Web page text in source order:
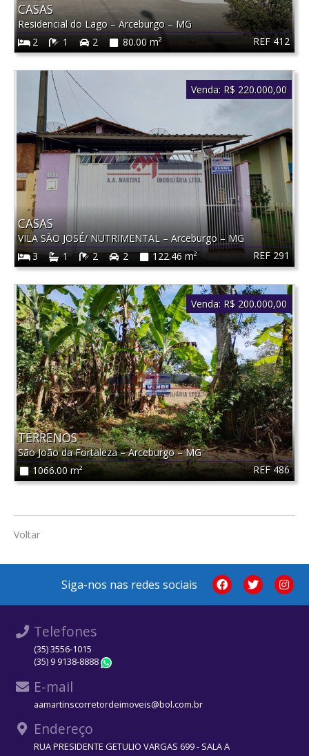
REF 412
CASAS
Residencial do Lago–Arceburgo– MG
2
1 2 80.00 m²
REF 291
CASAS
VILA SÃO JOSÉ/ NUTRIMENTAL–Arceburgo–MG
3
1 2 2 122.46 m²
Venda: R$ 220.000,00
REF 486
TERRENOS
São João da Fortaleza–Arceburgo–MG
1066.00 m²
Venda: R$ 200.000,00
Voltar
Siga-nos nas redes sociais
Telefones
(35) 3556-1015
(35) 9 9138-8888
E-mail
aamartinscorretordeimoveis@bol.com.br
Endereço
RUA PRESIDENTE GETULIO VARGAS 699 - SALA A